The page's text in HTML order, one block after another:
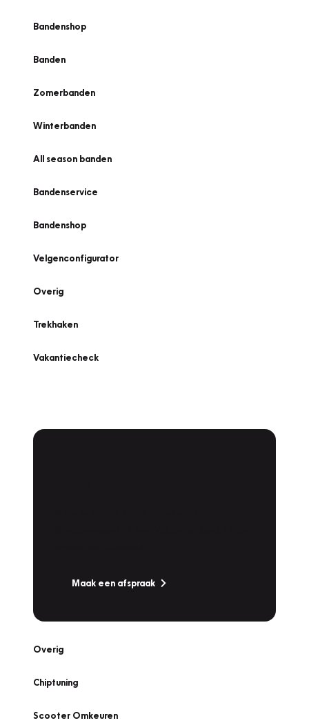
Bandenshop
Banden
Zomerbanden
Winterbanden
All season banden
Bandenservice
Bandenshop
Velgenconfigurator
Overig
Trekhaken
Vakantiecheck
Maak een afspraak
Overig
Chiptuning
Scooter Omkeuren